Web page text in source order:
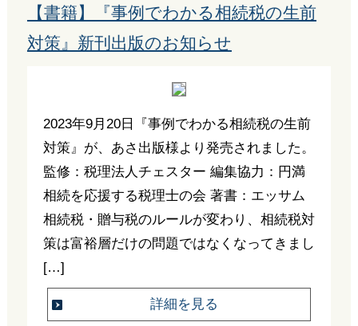
【書籍】『事例でわかる相続税の生前
対策』新刊出版のお知らせ
2023年9月20日『事例でわかる相続税の生前
対策』が、あさ出版様より発売されました。
監修：税理法人チェスター 編集協力：円満
相続を応援する税理士の会 著書：エッサム
相続税・贈与税のルールが変わり、相続税対
策は富裕層だけの問題ではなくなってきまし
[…]
詳細を見る